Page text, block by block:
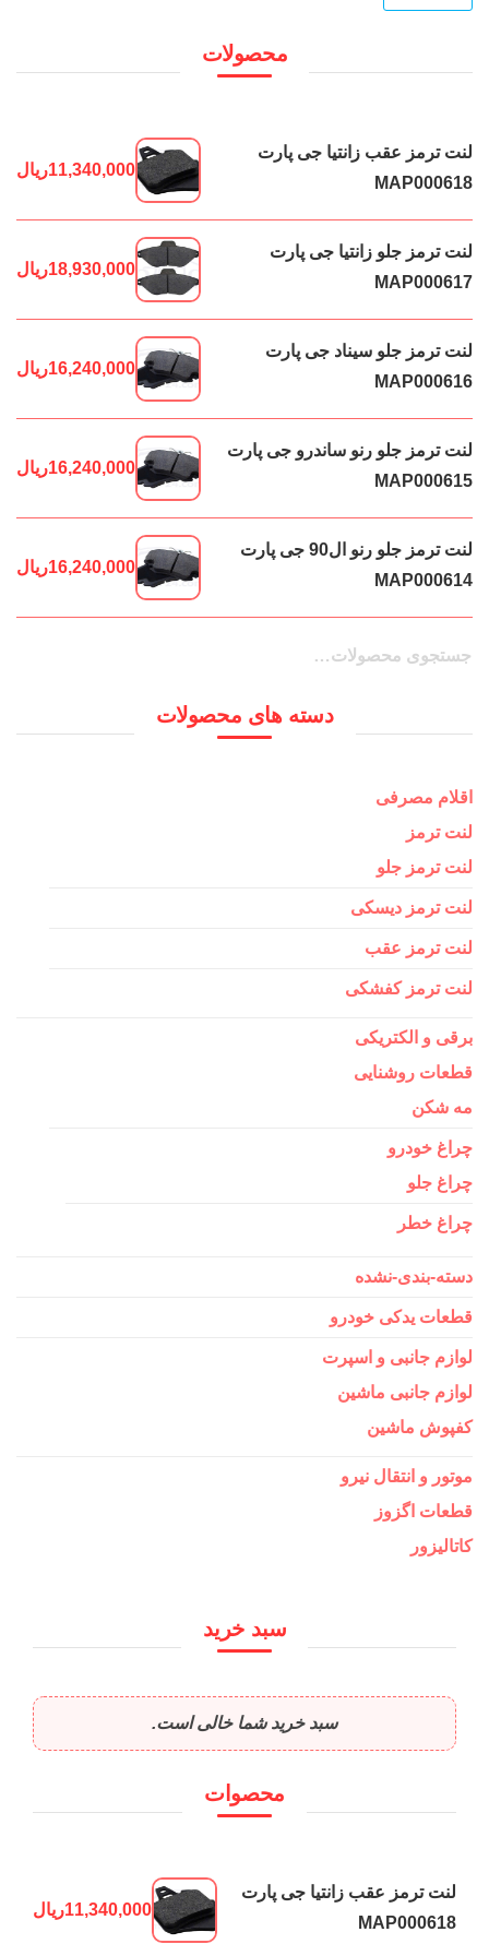
محصولات
لنت ترمز عقب زانتیا جی پارت
MAP000618
11,340,000ریال
لنت ترمز جلو زانتیا جی پارت
MAP000617
18,930,000ریال
لنت ترمز جلو سیناد جی پارت
MAP000616
16,240,000ریال
لنت ترمز جلو رنو ساندرو جی پارت
MAP000615
16,240,000ریال
لنت ترمز جلو رنو ال90 جی پارت
MAP000614
16,240,000ریال
جستجو
جستجو
دسته های محصولات
اقلام مصرفی
لنت ترمز
لنت ترمز جلو
لنت ترمز دیسکی
لنت ترمز عقب
لنت ترمز کفشکی
برقی و الکتریکی
قطعات روشنایی
مه شکن
چراغ خودرو
چراغ جلو
چراغ خطر
دسته-بندی-نشده
قطعات یدکی خودرو
لوازم جانبی و اسپرت
لوازم جانبی ماشین
کفپوش ماشین
موتور و انتقال نیرو
قطعات اگزوز
کاتالیزور
سبد خرید
سبد خرید شما خالی است.
محصوات
لنت ترمز عقب زانتیا جی پارت
MAP000618
11,340,000ریال